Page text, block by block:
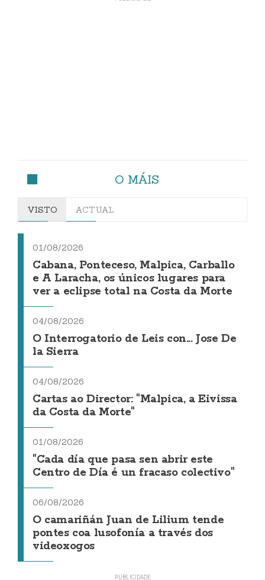
O MÁIS
VISTO ACTUAL
01/08/2026
Cabana, Ponteceso, Malpica, Carballo
e A Laracha, os únicos lugares para
ver a eclipse total na Costa da Morte
04/08/2026
O Interrogatorio de Leis con... Jose De
la Sierra
04/08/2026
Cartas ao Director: "Malpica, a Eivissa
da Costa da Morte"
01/08/2026
"Cada día que pasa sen abrir este
Centro de Día é un fracaso colectivo"
06/08/2026
O camariñán Juan de Lilium tende
pontes coa lusofonía a través dos
videoxogos